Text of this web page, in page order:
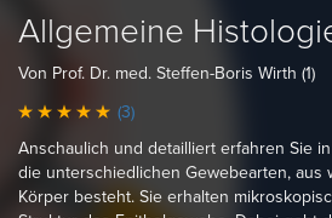
Allgemeine
Von Prof. Dr. med. Steffen-Boris Wirth (1)
(3)
Anschaulich und detailliert erfahren Sie
die unterschiedlichen Gewebearten, aus
Körper besteht. Sie erhalten